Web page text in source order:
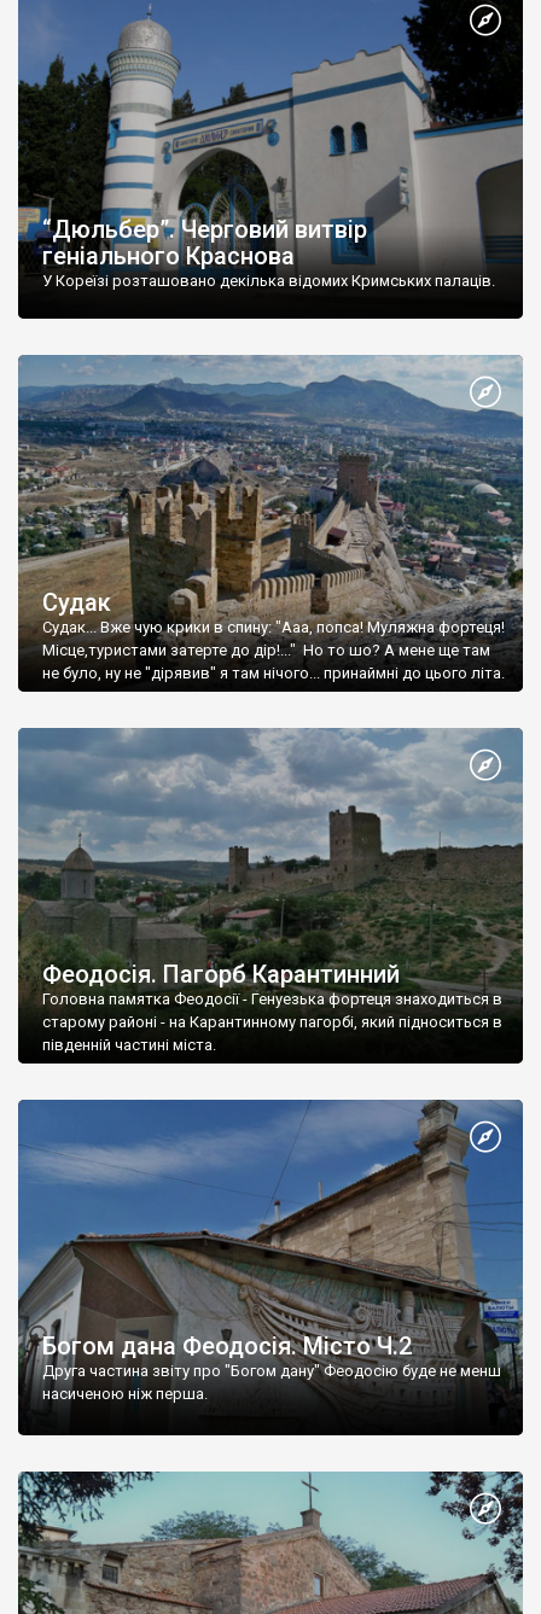
“Дюльбер”. Черговий витвір
геніального Краснова
У Кореїзі розташовано декілька відомих Кримських палаців.
Судак
Судак... Вже чую крики в спину: "Ааа, попса! Муляжна фортеця!
Місце,туристами затерте до дір!..." Но то шо? А мене ще там
не було, ну не "дірявив" я там нічого... принаймні до цього літа.
Феодосія. Пагорб Карантинний
Головна памятка Феодосії - Генуезька фортеця знаходиться в
старому районі - на Карантинному пагорбі, який підноситься в
південній частині міста.
Богом дана Феодосія. Місто Ч.2
Друга частина звіту про "Богом дану" Феодосію буде не менш
насиченою ніж перша.